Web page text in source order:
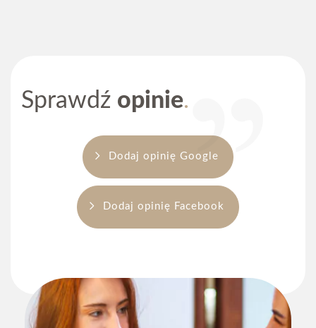
Sprawdź opinie
Dodaj opinię Google
Dodaj opinię Facebook